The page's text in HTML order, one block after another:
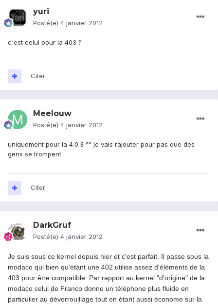
yuri
Posté(e) 4 janvier 2012
c'est celui pour la 403 ?
Citer
Meelouw
Posté(e) 4 janvier 2012
uniquement pour la 4.0.3 ^^ je vais rajouter pour pas que des
gens se trompent
Citer
DarkGruf
Posté(e) 4 janvier 2012
Je suis sous ce kernel depuis hier et c'est parfait. Il passe sous la
modaco qui bien qu'étant une 402 utilise assez d'éléments de la
403 pour être compatible. Par rapport au kernel "d'origine" de la
modaco celui de Franco donne un téléphone plus fluide en
particulier au déverrouillage tout en étant aussi économe sur la